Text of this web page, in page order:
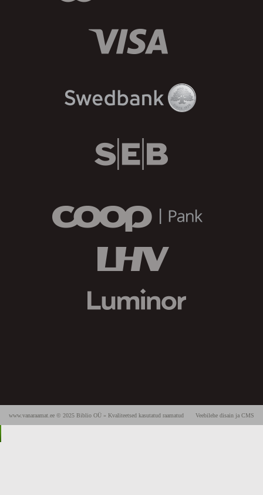
Veebilehe disain ja CMS
www.vanaraamat.ee © 2025 Biblio OÜ » Kvaliteetsed kasutatud raamatud